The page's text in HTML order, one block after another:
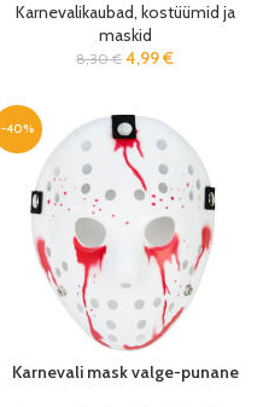
Karnevalikaubad, kostüümid ja
maskid
8,30€ 4,99€
-40%
Karnevali mask valge-punane